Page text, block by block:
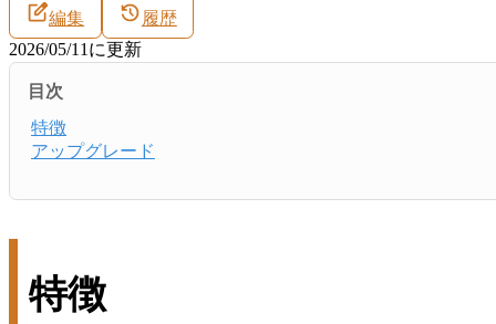
編集
履歴
2026/05/11 に更新
目次
特徴
アップグレード
特徴